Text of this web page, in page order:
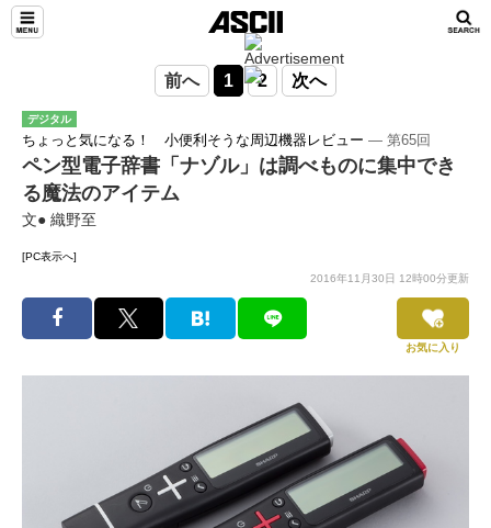
前へ 1 2 次へ
デジタル
ちょっと気になる！ 小便利そうな周辺機器レビュー ― 第65回
ペン型電子辞書「ナゾル」は調べものに集中でき
る魔法のアイテム
文● 織野至
[PC表示へ]
2016年11月30日 12時00分更新
お気に入り